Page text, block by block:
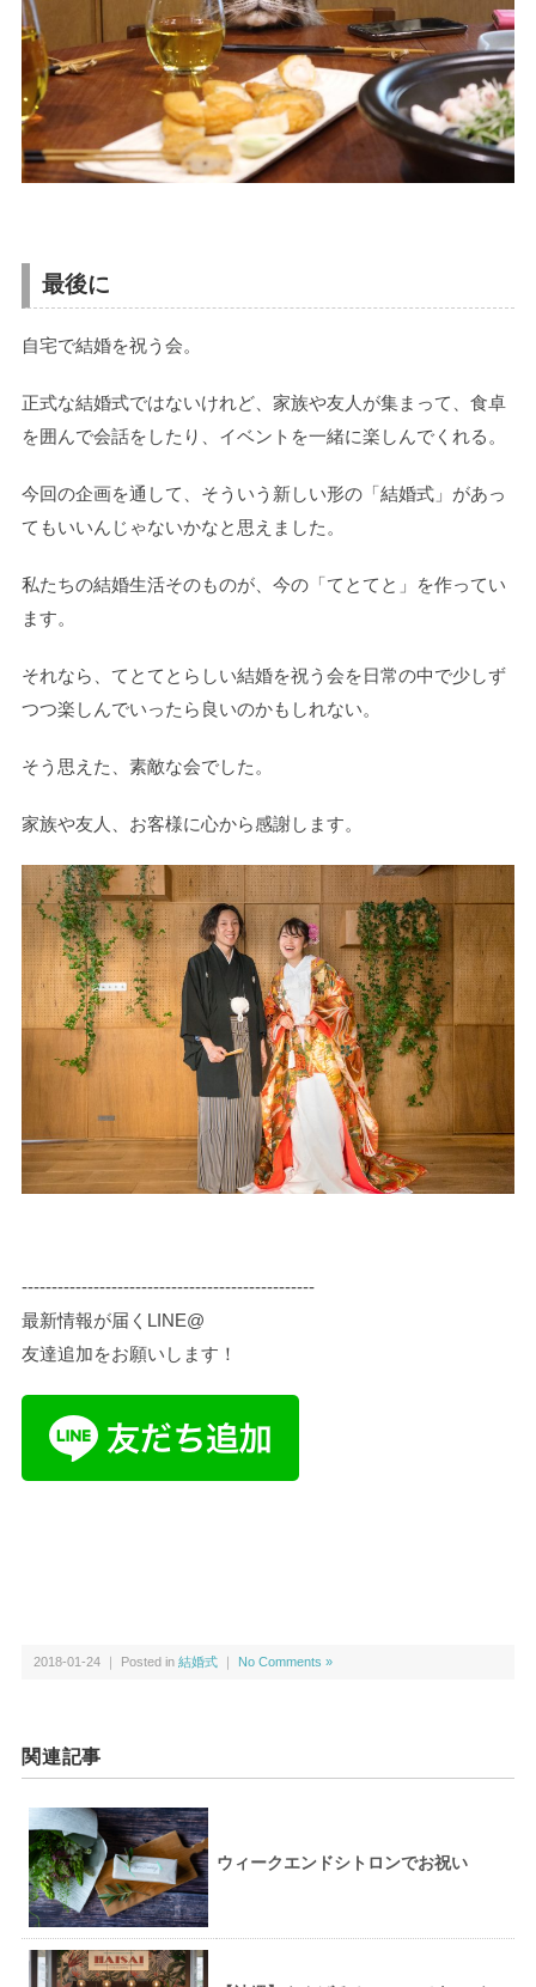
最後に
自宅で結婚を祝う会。
正式な結婚式ではないけれど、家族や友人が集まって、食卓
を囲んで会話をしたり、イベントを一緒に楽しんでくれる。
今回の企画を通して、そういう新しい形の「結婚式」があっ
てもいいんじゃないかなと思えました。
私たちの結婚生活そのものが、今の「てとてと」を作ってい
ます。
それなら、てとてとらしい結婚を祝う会を日常の中で少しず
つつ楽しんでいったら良いのかもしれない。
そう思えた、素敵な会でした。
家族や友人、お客様に心から感謝します。
-------------------------------------------------
最新情報が届くLINE@
友達追加をお願いします！
2018-01-24 ｜ Posted in 結婚式｜ No Comments »
関連記事
ウィークエンドシトロンでお祝い